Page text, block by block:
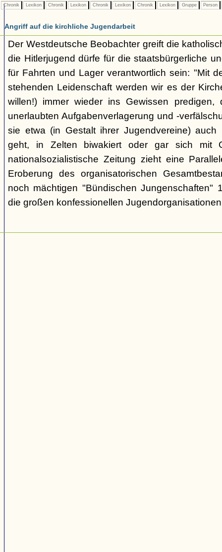
Chronik Lexikon Chronik Lexikon Chronik Lexikon Chronik Lexikon Gruppe Person
Angriff auf die kirchliche Jugendarbeit
Der Westdeutsche Beobachter greift die
die Hitlerjugend dürfe für die staatsbürgerliche
für Fahrten und Lager verantwortlich sein: "Mit
stehenden Leidenschaft werden wir es der
willen!) immer wieder ins Gewissen
unerlaubten Aufgabenverlagerung und -
sie etwa (in Gestalt ihrer Jugendvereine) auch
geht, in Zelten biwakiert oder gar sich mit
nationalsozialistische Zeitung zieht eine
Eroberung des organisatorischen
noch mächtigen "Bündischen Jungenschaften"
die großen konfessionellen